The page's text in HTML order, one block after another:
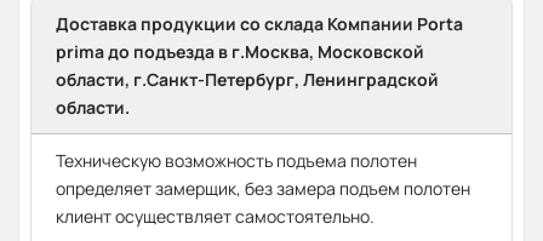
Доставка продукции со склада Компании Porta
prima до подъезда в г.Москва, Московской
области, г.Санкт-Петербург, Ленинградской
области.
Техническую возможность подъема полотен
определяет замерщик, без замера подъем полотен
клиент осуществляет самостоятельно.